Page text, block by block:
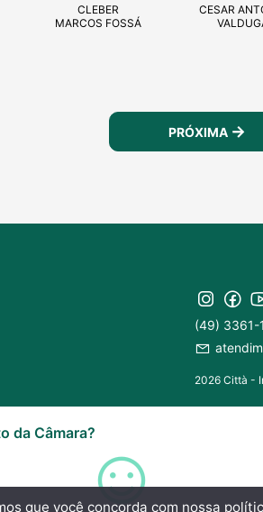
CLEBER
MARCOS FOSSÁ
CESAR
PRÓXIMA
(49) 3361-
2026 Città -
que você concorda com nossa
da Câmara?